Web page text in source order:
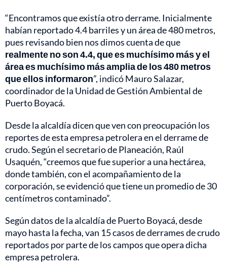
“Encontramos que existía otro derrame. Inicialmente
habían reportado 4.4 barriles y un área de 480 metros,
pues revisando bien nos dimos cuenta de que
realmente no son 4.4, que es muchísimo más y el
área es muchísimo más amplia de los 480 metros
que ellos informaron”, indicó Mauro Salazar,
coordinador de la Unidad de Gestión Ambiental de
Puerto Boyacá.
Desde la alcaldía dicen que ven con preocupación los
reportes de esta empresa petrolera en el derrame de
crudo. Según el secretario de Planeación, Raúl
Usaquén, “creemos que fue superior a una hectárea,
donde también, con el acompañamiento de la
corporación, se evidenció que tiene un promedio de 30
centímetros contaminado”.
Según datos de la alcaldía de Puerto Boyacá, desde
mayo hasta la fecha, van 15 casos de derrames de crudo
reportados por parte de los campos que opera dicha
empresa petrolera.